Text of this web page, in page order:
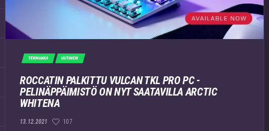
TEKNIIKKA UUTINEN
ROCCATIN PALKITTU VULCAN TKL PRO PC -
PELINÄPPÄIMISTÖ ON NYT SAATAVILLA ARCTIC
WHITENA
13.12.2021 107